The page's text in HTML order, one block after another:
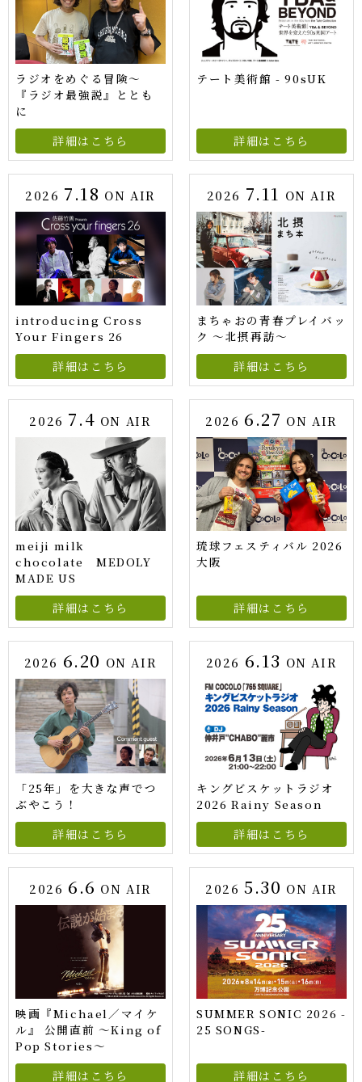
ラジオをめぐる冒険～
『ラジオ最強説』ととも
に
詳細はこちら
テート美術館 - 90sUK
詳細はこちら
2026 7.18 ON AIR
introducing Cross
Your Fingers 26
詳細はこちら
2026 7.11 ON AIR
まちゃおの青春プレイバッ
ク ～北摂再訪～
詳細はこちら
2026 7.4 ON AIR
meiji milk
chocolate MEDOLY
MADE US
詳細はこちら
2026 6.27 ON AIR
琉球フェスティバル 2026
大阪
詳細はこちら
2026 6.20 ON AIR
「25年」を大きな声でつ
ぶやこう！
詳細はこちら
2026 6.13 ON AIR
キングビスケットラジオ
2026 Rainy Season
詳細はこちら
2026 6.6 ON AIR
映画『Michael／マイケ
ル』 公開直前 ～King of
Pop Stories～
詳細はこちら
20265.30 ON AIR
SUMMER SONIC 2026 -
25 SONGS-
詳細はこちら